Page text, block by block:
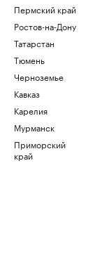
Пермский край
Ростов-на-Дону
Татарстан
Тюмень
Черноземье
Кавказ
Карелия
Мурманск
Приморский
край